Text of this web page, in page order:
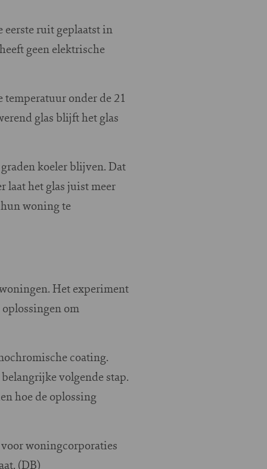
eerste ruit geplaatst in
geen elektrische
onder de 21
glas blijft het glas
koeler blijven. Dat
laat het glas juist meer
woning te
Het experiment
om
coating.
volgende stap.
hoe de oplossing
woningcorporaties
(DB)